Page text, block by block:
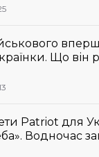
Що він
Patriot для
Водночас